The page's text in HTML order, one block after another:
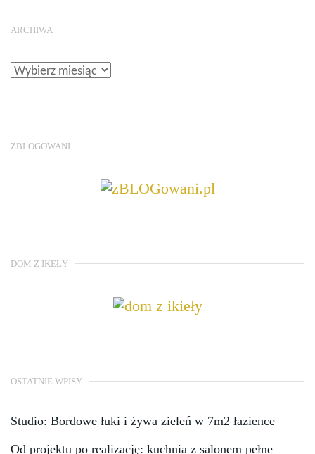
ARCHIWA
ZBLOGOWANI
DOM Z IKEŁY
OSTATNIE WPISY
Studio: Bordowe łuki i żywa zieleń w 7m2 łazience
Od projektu po realizację: kuchnia z salonem pełne